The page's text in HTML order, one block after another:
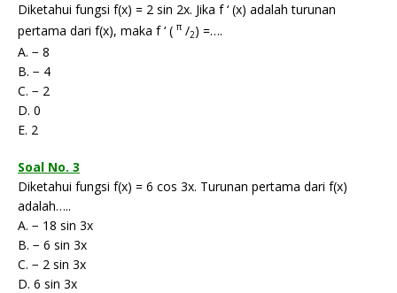
Diketahui fungsi f(x) = 2 sin 2x. Jika f ‘ (x) adalah turunan
pertama dari f(x), maka f ‘ ( π /2) =….
A. − 8
B. − 4
C. − 2
D. 0
E. 2
Soal No. 3
Diketahui fungsi f(x) = 6 cos 3x. Turunan pertama dari f(x)
adalah…..
A. − 18 sin 3x
B. − 6 sin 3x
C. − 2 sin 3x
D. 6 sin 3x